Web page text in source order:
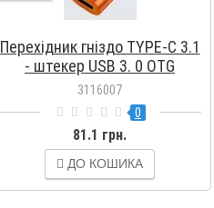
Перехідник гніздо TYPE-C 3.1
- штекер USB 3. 0 OTG
3116007
0
81.1 грн.
ДО КОШИКА